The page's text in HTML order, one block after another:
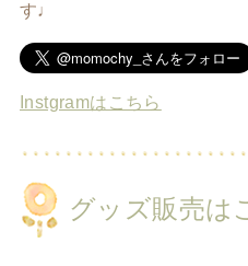
す♩
Instgramはこちら
グッズ販売は